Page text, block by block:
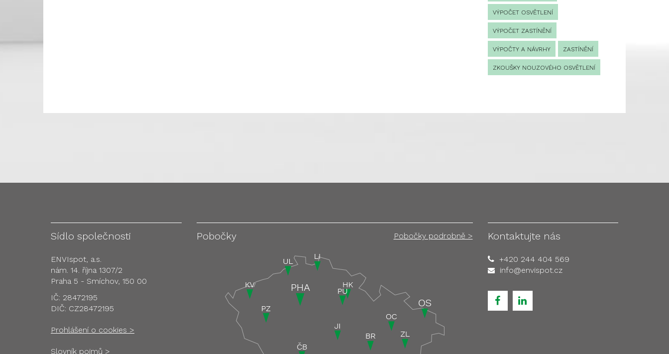
VÝPOČET OSVĚTLENÍ
VÝPOČET ZASTÍNĚNÍ
VÝPOČTY A NÁVRHY ZASTÍNĚNÍ
ZKOUŠKY NOUZOVÉHO OSVĚTLENÍ
Sídlo společnosti
ENVIspot, a.s.
nám. 14. října 1307/2
Praha 5 - Smíchov, 150 00
IČ: 28472195
DIČ: CZ28472195
Prohlášení o cookies >
Slovník pojmů >
Pobočky Pobočky podrobně > Kontaktujte nás
+420 244 404 569
info@envispot.cz